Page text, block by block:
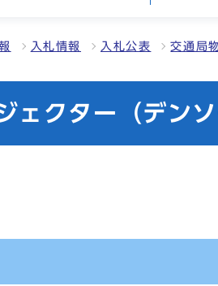
入札情報 入札公表 交通局
ェクター（デン